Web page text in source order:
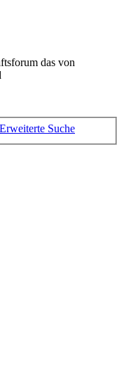
das von
Erweiterte Suche